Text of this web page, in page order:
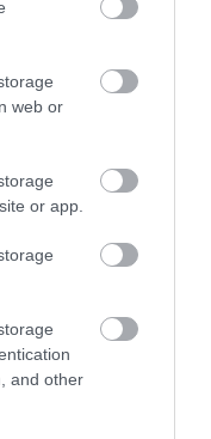
web or
or app.
and other
με